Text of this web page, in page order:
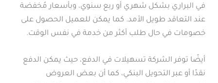
في البراري بشكل شهري أو ربع سنوي، وبأسعار مُخفضة
عند التعاقد طويل الأمد. كما يمكن للعميل الحصول على
خصومات في حال طلب أكثر من خدمة في نفس الوقت.
أيضًا توفر الشركة تسهيلات في الدفع، حيث يمكن الدفع
نقدًا أو عبر التحويل البنكي، كما أن بعض العروض